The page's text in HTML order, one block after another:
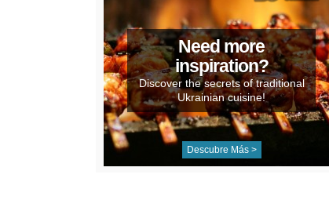
Need more
inspiration?
Discover the secrets of traditional
Ukrainian cuisine!
Descubre Más >